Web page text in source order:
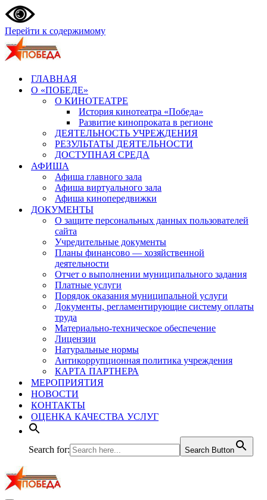
Перейти к содержимому
ГЛАВНАЯ
О «ПОБЕДЕ»
О КИНОТЕАТРЕ
История кинотеатра «Победа»
Развитие кинопроката в регионе
ДЕЯТЕЛЬНОСТЬ УЧРЕЖДЕНИЯ
РЕЗУЛЬТАТЫ ДЕЯТЕЛЬНОСТИ
ДОСТУПНАЯ СРЕДА
АФИША
Афиша главного зала
Афиша виртуального зала
Афиша кинопередвижки
ДОКУМЕНТЫ
О защите персональных данных пользователей
сайта
Учредительные документы
Планы финансово — хозяйственной
деятельности
Отчет о выполнении муниципального задания
Платные услуги
Порядок оказания муниципальной услуги
Документы, регламентирующие систему оплаты
труда
Материально-техническое обеспечение
Лицензии
Натуральные нормы
Антикоррупционная политика учреждения
КАРТА ПАРТНЕРА
МЕРОПРИЯТИЯ
НОВОСТИ
КОНТАКТЫ
ОЦЕНКА КАЧЕСТВА УСЛУГ
Search for: Search Button